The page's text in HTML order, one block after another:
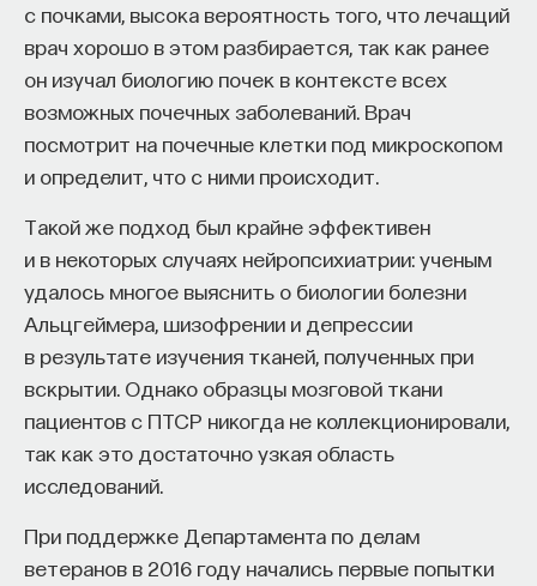
с почками, высока вероятность того, что лечащий
врач хорошо в этом разбирается, так как ранее
он изучал биологию почек в контексте всех
возможных почечных заболеваний. Врач
посмотрит на почечные клетки под микроскопом
и определит, что с ними происходит.
Такой же подход был крайне эффективен
и в некоторых случаях нейропсихиатрии: ученым
удалось многое выяснить о биологии болезни
Альцгеймера, шизофрении и депрессии
в результате изучения тканей, полученных при
вскрытии. Однако образцы мозговой ткани
пациентов с ПТСР никогда не коллекционировали,
так как это достаточно узкая область
исследований.
При поддержке Департамента по делам
ветеранов в 2016 году начались первые попытки